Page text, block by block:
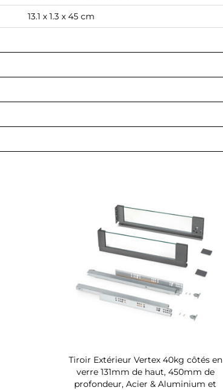
13.1 x 1.3 x 45 cm
Tiroir Extérieur Vertex 40kg côtés en
verre 131mm de haut, 450mm de
profondeur, Acier & Aluminium et